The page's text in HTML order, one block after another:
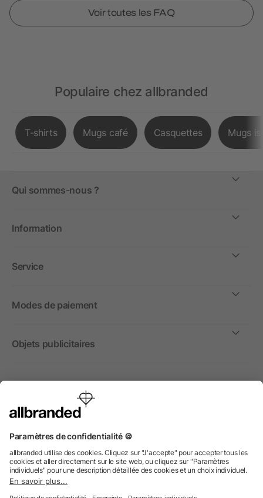
Voir toutes les FAQ
Populaire chez allbranded
T-shirts Mugs café Casquettes Mugs
Qui sommes-nous ?
Information
Service
Modes de paiement
Objets publicitaires
International